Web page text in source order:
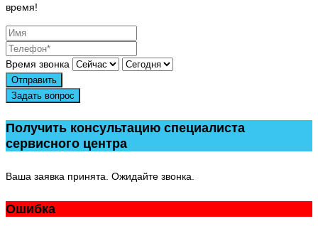
время!
Время звонка
Отправить
Задать вопрос
Получить консультацию специалиста
сервисного центра
Ваша заявка принята. Ожидайте звонка.
Ошибка